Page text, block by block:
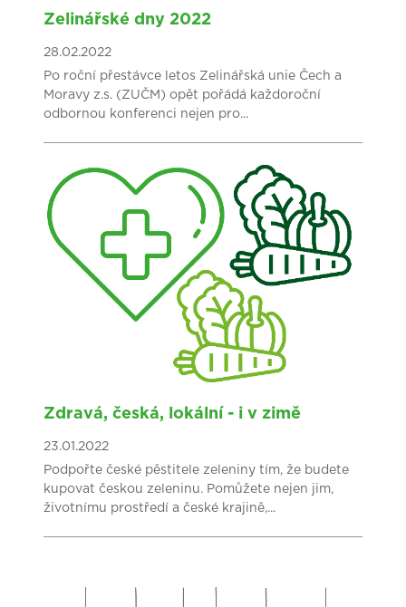
Zelinářské dny 2022
28.02.2022
Po roční přestávce letos Zelinářská unie Čech a
Moravy z.s. (ZUČM) opět pořádá každoroční
odbornou konferenci nejen pro...
Zdravá, česká, lokální - i v zimě
23.01.2022
Podpořte české pěstitele zeleniny tím, že budete
kupovat českou zeleninu. Pomůžete nejen jim,
životnímu prostředí a české krajině,...